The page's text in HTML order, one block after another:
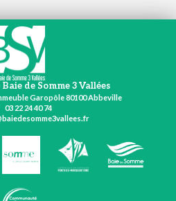
de Somme 3 Vallées
Garopôle 80100 Abbeville
03 22 24 40 74